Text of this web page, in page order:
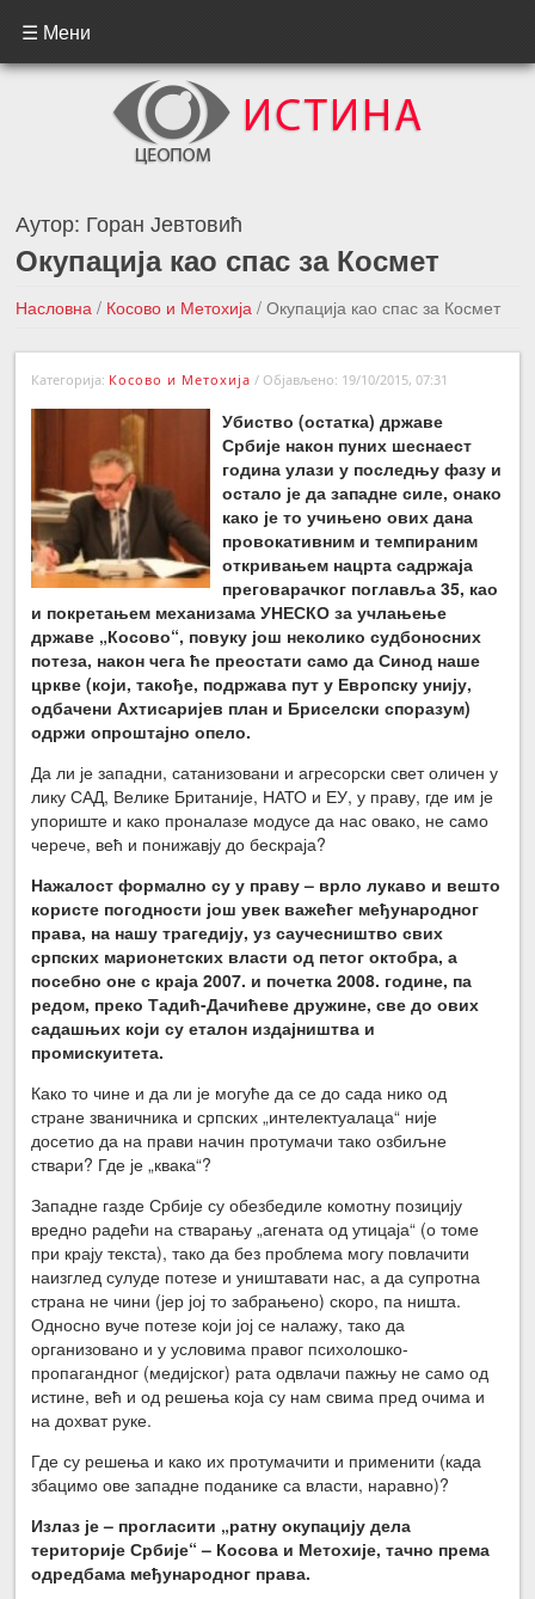
☰ Мени
Аутор: Горан Јевтовић
Окупација као спас за Космет
Насловна / Косово и Метохија / Окупација као спас за Космет
←Претходна вест
Следећа вест →
Категорија: Косово и Метохија / Објављено: 19/10/2015, 07:31
Убиство (остатка) државе
Србије након пуних шеснаест
година улази у последњу фазу и
остало је да западне силе, онако
како је то учињено ових дана
провокативним и темпираним
откривањем нацрта садржаја
преговарачког поглавља 35, као
и покретањем механизама УНЕСКО за учлањење
државе „Косово“, повуку још неколико судбоносних
потеза, након чега ће преостати само да Синод наше
цркве (који, такође, подржава пут у Европску унију,
одбачени Ахтисаријев план и Бриселски споразум)
одржи опроштајно опело.
Да ли је западни, сатанизовани и агресорски свет оличен у
лику САД, Велике Британије, НАТО и ЕУ, у праву, где им је
упориште и како проналазе модусе да нас овако, не само
черече, већ и понижавју до бескраја?
Нажалост формално су у праву – врло лукаво и вешто
користе погодности још увек важећег међународног
права, на нашу трагедију, уз саучесништво свих
српских марионетских власти од петог октобра, а
посебно оне с краја 2007. и почетка 2008. године, па
редом, преко Тадић-Дачићеве дружине, све до ових
садашњих који су еталон издајништва и
промискуитета.
Како то чине и да ли је могуће да се до сада нико од
стране званичника и српских „интелектуалаца“ није
досетио да на прави начин протумачи тако озбиљне
ствари? Где је „квака“?
Западне газде Србије су обезбедиле комотну позицију
вредно радећи на стварању „агената од утицаја“ (о томе
при крају текста), тако да без проблема могу повлачити
наизглед сулуде потезе и уништавати нас, а да супротна
страна не чини (јер јој то забрањено) скоро, па ништа.
Односно вуче потезе који јој се налажу, тако да
организовано и у условима правог психолошко-
пропагандног (медијског) рата одвлачи пажњу не само од
истине, већ и од решења која су нам свима пред очима и
на дохват руке.
Где су решења и како их протумачити и применити (када
збацимо ове западне поданике са власти, наравно)?
Излаз је – прогласити „ратну окупацију дела
територије Србије“ – Косова и Метохије, тачно према
одредбама међународног права.